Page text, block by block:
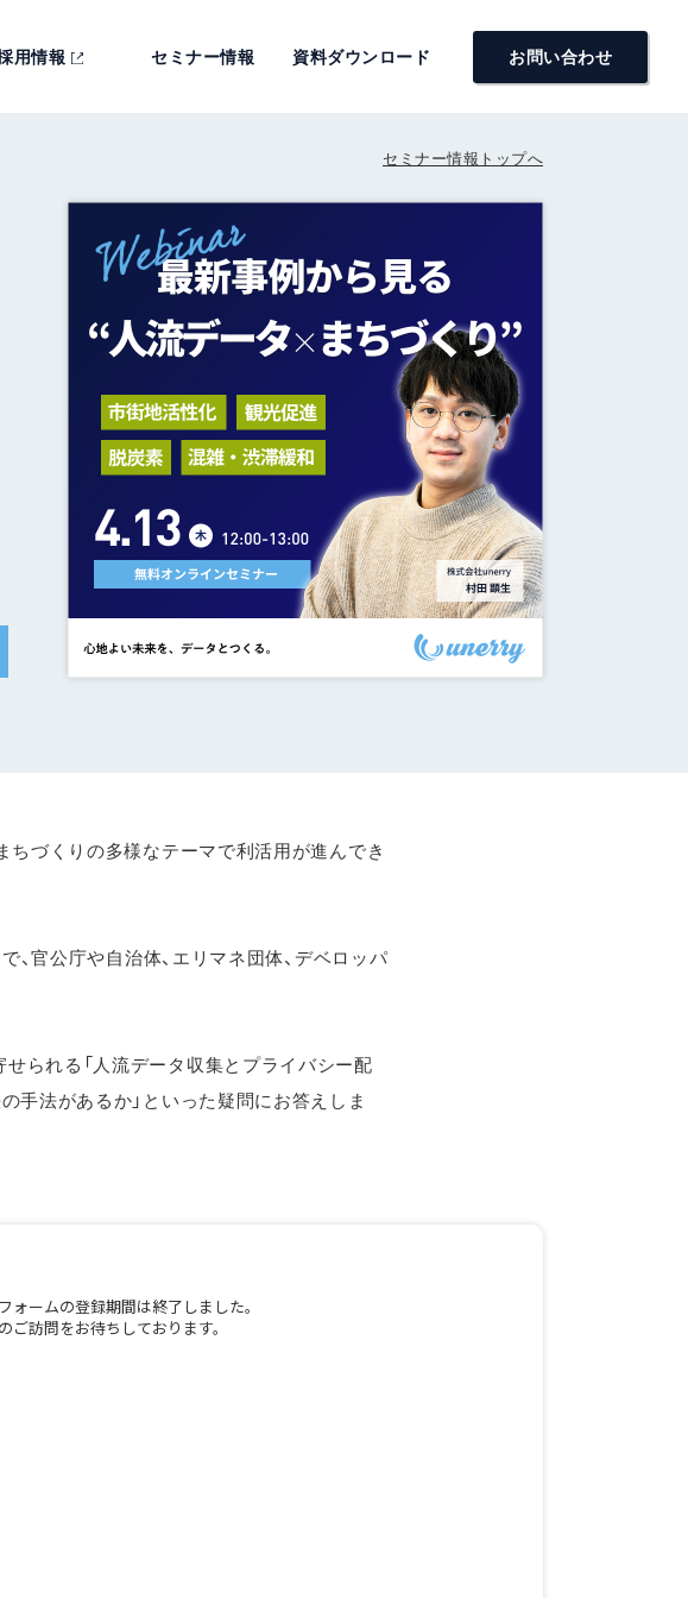
用情報 セミナー情報 資料ダウンロード お問い合わせ
セミナー情報トップへ
ちづくりの多様なテーマで利活用が進んでき
官公庁や自治体、エリマネ団体、デベロッパ
られる「人流データ収集とプライバシー配
手法があるか」といった疑問にお答えしま